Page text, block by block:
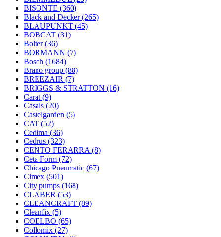
BISONTE (360)
Black and Decker(265)
BLAUPUNKT (45)
BOBCAT (31)
Bolter(36)
BORMANN (7)
Bosch (1684)
Brano group (88)
BREEZAIR (7)
BRIGGS & STRATTON (16)
Carat (9)
Casals (20)
Castelgarden (5)
CAT (52)
Cedima (36)
Cedrus (323)
CENTO FERARRA (8)
Ceta Form (72)
Chicago Pneumatic (67)
Cimex (501)
City pumps (168)
CLABER (53)
CLEANCRAFT (89)
Cleanfix (5)
COELBO (65)
Collomix (27)